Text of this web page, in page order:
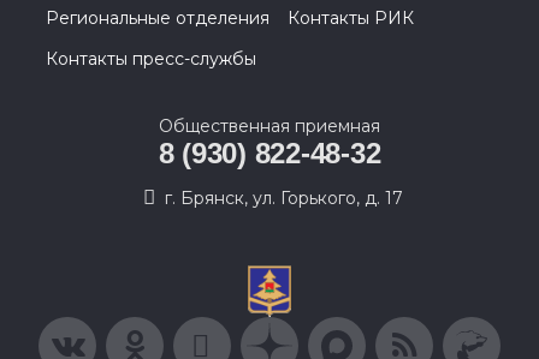
Региональные отделения
Контакты РИК
Контакты пресс-службы
Общественная приемная
8 (930) 822-48-32
г. Брянск, ул. Горького, д. 17